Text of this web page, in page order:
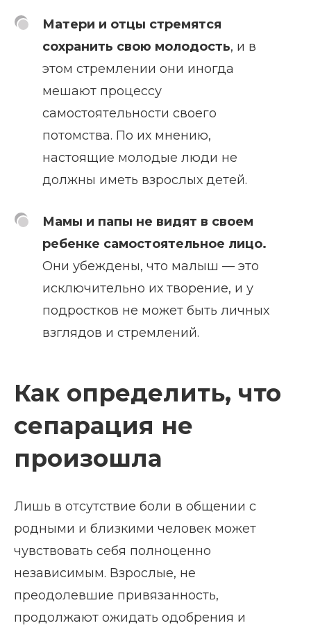
Матери и отцы стремятся
сохранить свою молодость, и в
этом стремлении они иногда
мешают процессу
самостоятельности своего
потомства. По их мнению,
настоящие молодые люди не
должны иметь взрослых детей.
Мамы и папы не видят в своем
ребенке самостоятельное лицо.
Они убеждены, что малыш — это
исключительно их творение, и у
подростков не может быть личных
взглядов и стремлений.
Как определить, что
сепарация не
произошла
Лишь в отсутствие боли в общении с
родными и близкими человек может
чувствовать себя полноценно
независимым. Взрослые, не
преодолевшие привязанность,
продолжают ожидать одобрения и